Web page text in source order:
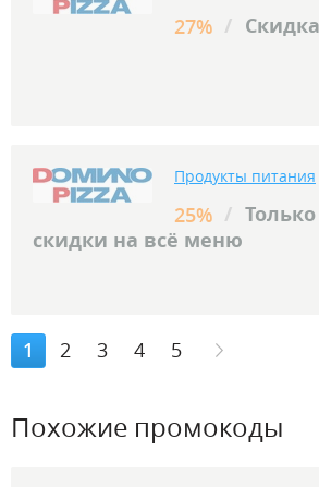
27% /
Продукты питания
25% /
скидки на всё меню
1 2 3 4 5
Похожие промокоды